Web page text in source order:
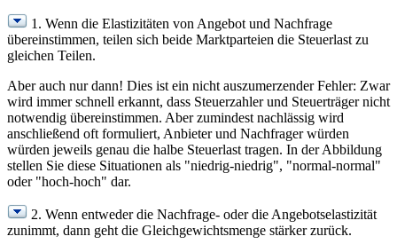
1. Wenn die Elastizitäten von Angebot und Nachfrage
übereinstimmen, teilen sich beide Marktparteien die Steuerlast zu
gleichen Teilen.
Aber auch nur dann! Dies ist ein nicht auszumerzender Fehler: Zwar
wird immer schnell erkannt, dass Steuerzahler und Steuerträger nicht
notwendig übereinstimmen. Aber zumindest nachlässig wird
anschließend oft formuliert, Anbieter und Nachfrager würden
würden jeweils genau die halbe Steuerlast tragen. In der Abbildung
stellen Sie diese Situationen als "niedrig-niedrig", "normal-normal"
oder "hoch-hoch" dar.
2. Wenn entweder die Nachfrage- oder die Angebotselastizität
zunimmt, dann geht die Gleichgewichtsmenge stärker zurück.